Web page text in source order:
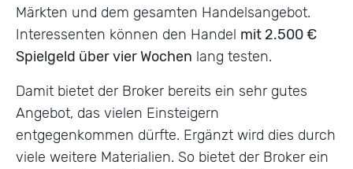
Märkten und dem gesamten Handelsangebot.
Interessenten können den Handel mit 2.500 €
Spielgeld über vier Wochen lang testen.
Damit bietet der Broker bereits ein sehr gutes
Angebot, das vielen Einsteigern
entgegenkommen dürfte. Ergänzt wird dies durch
viele weitere Materialien. So bietet der Broker ein